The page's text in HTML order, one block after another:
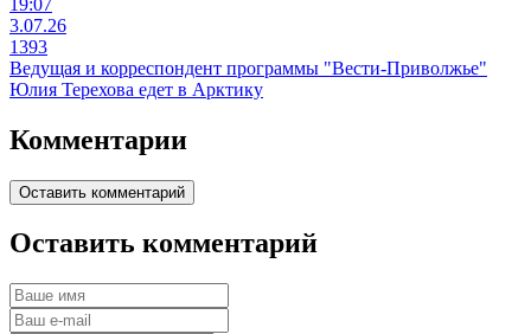
3.07.26
1393
Ведущая и корреспондент программы "Вести-Приволжье"
Юлия Терехова едет в Арктику
Комментарии
Оставить комментарий
Оставить комментарий